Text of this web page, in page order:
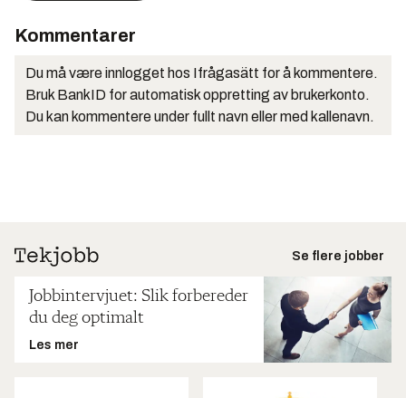
Kommentarer
Du må være innlogget hos Ifrågasätt for å kommentere.
Bruk BankID for automatisk oppretting av brukerkonto.
Du kan kommentere under fullt navn eller med kallenavn.
Se flere jobber
Jobbintervjuet: Slik forbereder
du deg optimalt
Les mer